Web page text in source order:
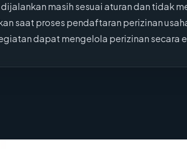
masih sesuai aturan dan tidak
saat proses pendaftaran perizinan
dapat mengelola perizinan secara